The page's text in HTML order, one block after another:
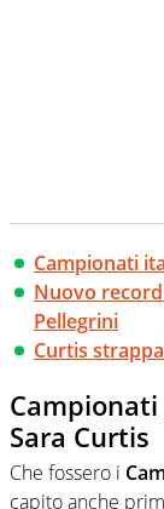
Campionati
Nuovo
Pellegrini
Curtis
Sara Curtis
Che fossero i C
capito anche